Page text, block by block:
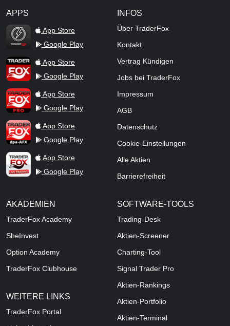
APPS
TraderFox Flash
App Store
Google Play
TraderFox AppApp Store
Google Play
TraderFox ProApp Store
Google Play
TraderFox dpa-AFX ProFeed
App Store
Google Play
TraderFox Live Trading
App Store
Google Play
INFOS
Über TraderFox
Kontakt
Vertrag Kündigen
Jobs bei TraderFox
Impressum
AGB
Datenschutz
Cookie-Einstellungen
Alle Aktien
Barrierefreiheit
AKADEMIEN
TraderFox Academy
SheInvest
Option Academy
TraderFox Clubhouse
WEITERE LINKS
TraderFox Portal
SOFTWARE-TOOLS
Trading-Desk
Aktien-Screener
Charting-Tool
Signal Trader Pro
Aktien-Rankings
Aktien-Portfolio
Aktien-Terminal